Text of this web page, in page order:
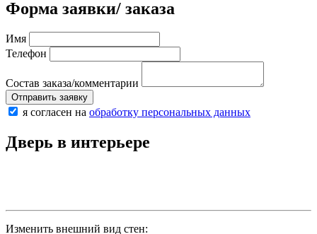
Форма заявки/ заказа
Имя
Телефон
Состав заказа/комментарии
Отправить заявку
я согласен на обработку персональных данных
Дверь в интерьере
Изменить внешний вид стен: